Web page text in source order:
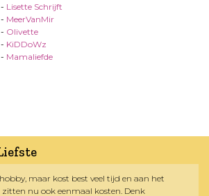
- Lisette Schrijft
- MeerVanMir
- Olivette
- KiDDoWz
- Mamaliefde
maar kost best veel tijd en aan het
nu ook eenmaal kosten. Denk